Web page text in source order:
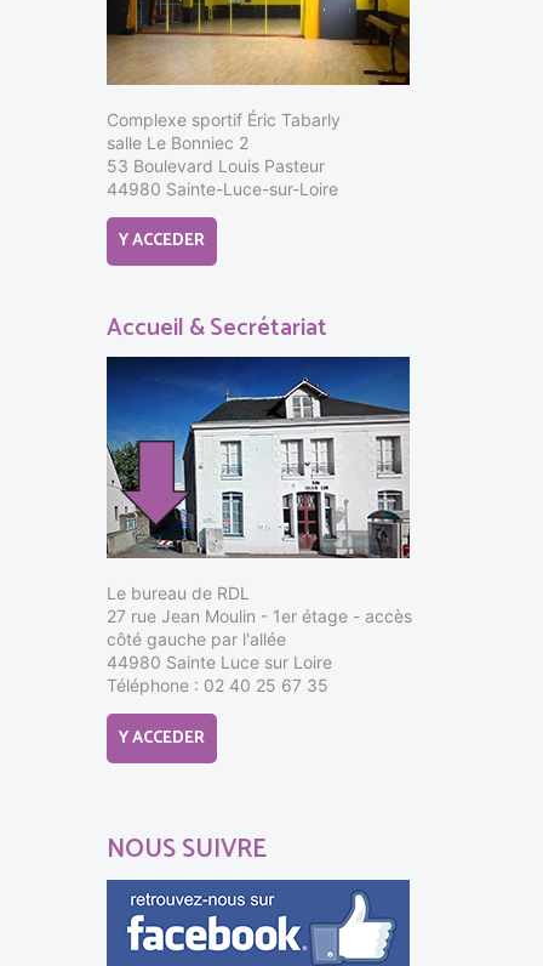
Complexe sportif Éric Tabarly
salle Le Bonniec 2
53 Boulevard Louis Pasteur
44980 Sainte-Luce-sur-Loire
Y ACCEDER
Accueil & Secrétariat
Le bureau de RDL
27 rue Jean Moulin - 1er étage - accès
côté gauche par l'allée
44980 Sainte Luce sur Loire
Téléphone : 02 40 25 67 35
Y ACCEDER
NOUS SUIVRE